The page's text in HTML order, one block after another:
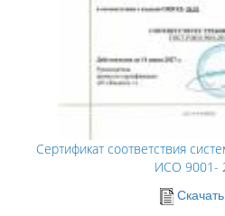
Сертификат соответствия
ИСО 9001-